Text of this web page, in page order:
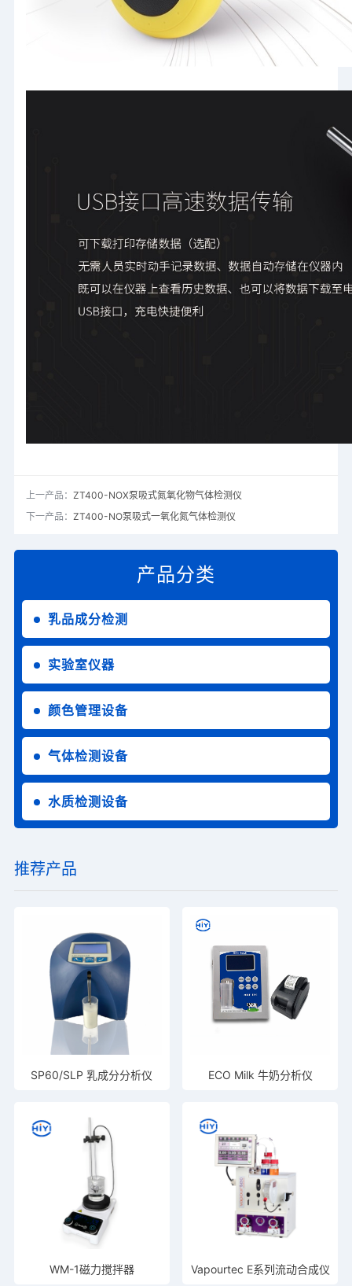
产品分类
乳品成分检测
实验室仪器
颜色管理设备
气体检测设备
水质检测设备
上一产品： ZT400-NOX泵吸式氮氧化物气体检测仪
下一产品： ZT400-NO泵吸式一氧化氮气体检测仪
推荐产品
SP60/SLP 乳成分分析仪 ECO Milk 牛奶分析仪
WM-1磁力搅拌器 Vapourtec E系列流动合成仪